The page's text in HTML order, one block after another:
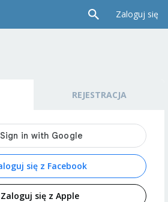
Zaloguj się
REJESTRACJA
się z Facebook
Zaloguj się z Apple